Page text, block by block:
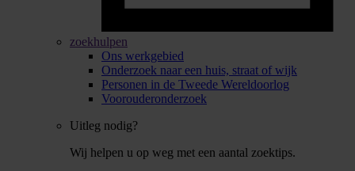
zoekhulpen
Ons werkgebied
Onderzoek naar een huis, straat of wijk
Personen in de Tweede Wereldoorlog
Voorouderonderzoek
Uitleg nodig?
Wij helpen u op weg met een aantal zoektips.